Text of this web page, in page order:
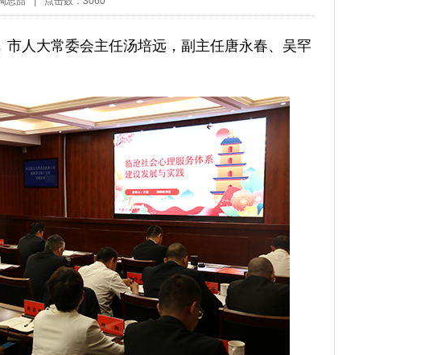
人大常委会主任汤培远，副主任唐永春、吴罕